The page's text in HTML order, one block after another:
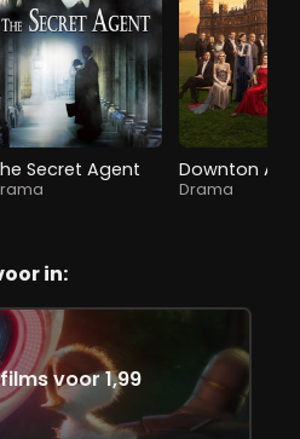
Secret Agent
Drama
in:
voor 1,99